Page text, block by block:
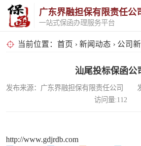
广东界融担保有限责任公
一站式保函办理服务平台
当前位置： 首页 › 新闻动态 › 公司
汕尾投标保函公
发布来源：广东界融担保有限责任公司
访问量:112
http://www.gdjrdb.com
保函办理
全品类供应链投
投标保函